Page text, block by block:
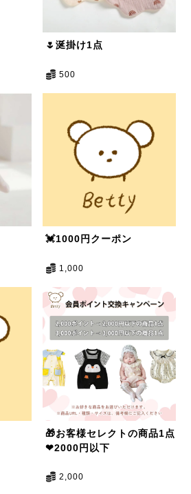
🌷涎掛け1点
500
💓1000円クーポン
1,000
🎁お客様セレクトの商品1点
❤2000円以下
2,000